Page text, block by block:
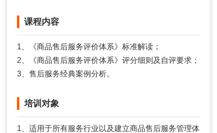
课程内容
1、《商品售后服务评价体系》标准解读；
2、《商品售后服务评价体系》评分细则及自评要求；
3、售后服务经典案例分析。
培训对象
1、适用于所有服务行业以及建立商品售后服务管理体